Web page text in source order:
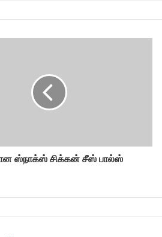
ஸ்நாக்ஸ் சிக்கன் சீஸ் பால்ஸ்